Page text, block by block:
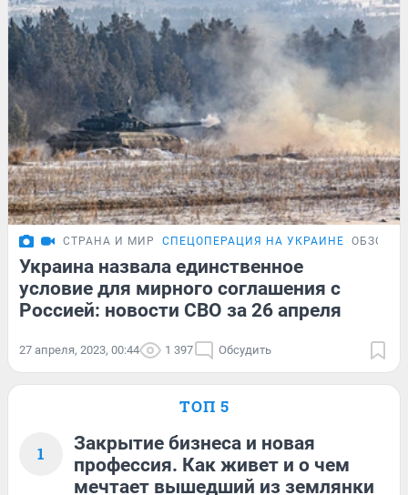
СТРАНА И МИР СПЕЦОПЕРАЦИЯ НА УКРАИНЕ ОБЗОР
Украина назвала единственное
условие для мирного соглашения с
Россией: новости СВО за 26 апреля
27 апреля, 2023, 00:44 1 397 Обсудить
ТОП 5
1
Закрытие бизнеса и новая
профессия. Как живет и о чем
мечтает вышедший из землянки